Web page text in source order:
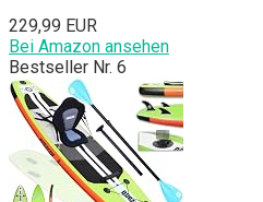
229,99 EUR
Bei Amazon ansehen
Bestseller Nr. 6